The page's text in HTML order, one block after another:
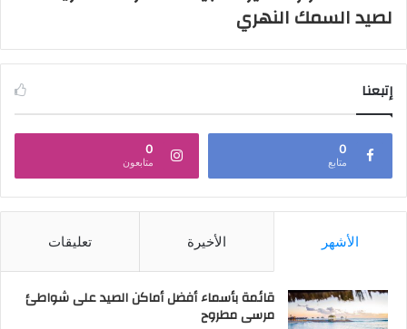
لصيد السمك النهري
إتبعنا
0
متابع
0
متابعون
الأشهر الأخيرة تعليقات
قائمة بأسماء أفضل أماكن الصيد على شواطئ
مرسى مطروح